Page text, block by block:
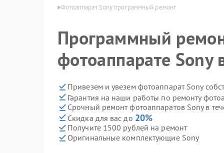
Фотоаппарат Sony программный ремонт
Программный
фотоаппарате Sony
Привезем и увезем фотоаппарат Sony
Гарантия на наши работы по ремонту
Срочный ремонт фотоаппаратов Sony в
Скидка для вас до 20%
Получите 1500 рублей на ремонт
Оригинальные комплектующие Sony